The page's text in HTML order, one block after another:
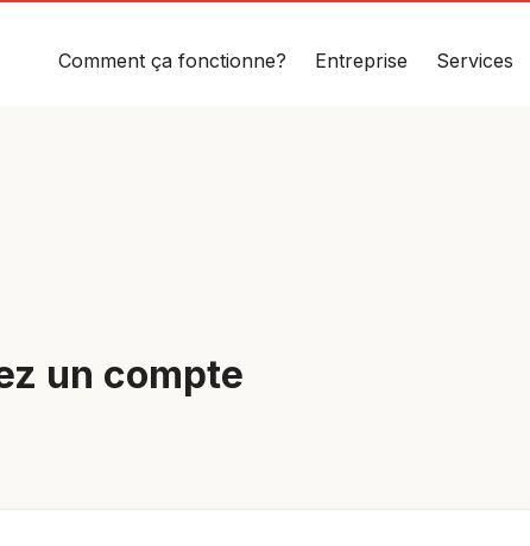
Comment ça fonctionne? Entreprise Services
un compte